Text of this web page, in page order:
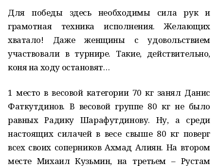
Для победы здесь необходимы сила рук и
грамотная техника исполнения. Желающих
хватало! Даже женщины с удовольствием
участвовали в турнире. Такие, действительно,
коня на ходу остановят…
1 место в весовой категории 70 кг занял Данис
Фаткутдинов. В весовой группе 80 кг не было
равных Радику Шарафутдинову. Ну, а среди
настоящих силачей в весе свыше 80 кг поверг
всех своих соперников Ахмад Алиян. На втором
месте Михаил Кузьмин, на третьем – Рустам